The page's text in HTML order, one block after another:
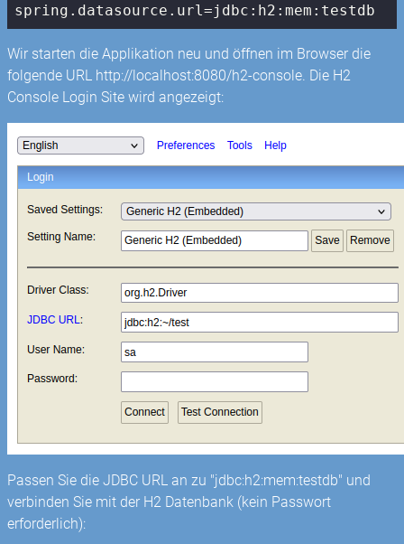
spring.datasource.url=jdbc:h2:mem:testdb
Wir starten die Applikation neu und öffnen im Browser die
folgende URL http://localhost:8080/h2-console. Die H2
Console Login Site wird angezeigt:
Passen Sie die JDBC URL an zu "jdbc:h2:mem:testdb" und
verbinden Sie mit der H2 Datenbank (kein Passwort
erforderlich):